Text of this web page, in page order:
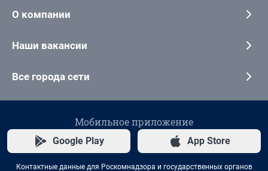
О компании
Наши вакансии
Все города сети
Мобильное приложение
Google Play App Store
Контактные данные для Роскомнадзора и государственных органов